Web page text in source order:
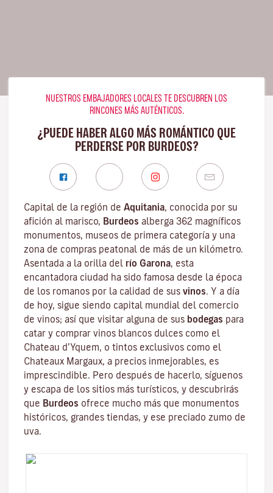
NUESTROS EMBAJADORES LOCALES TE DESCUBREN LOS
RINCONES MÁS AUTÉNTICOS.
¿PUEDE HABER ALGO MÁS ROMÁNTICO QUE
PERDERSE POR BURDEOS?
Capital de la región de Aquitania, conocida por su
afición al marisco, Burdeos alberga 362 magníficos
monumentos, museos de primera categoría y una
zona de compras peatonal de más de un kilómetro.
Asentada a la orilla del río Garona, esta
encantadora ciudad ha sido famosa desde la época
de los romanos por la calidad de sus vinos. Y a día
de hoy, sigue siendo capital mundial del comercio
de vinos; así que visitar alguna de sus bodegas para
catar y comprar vinos blancos dulces como el
Chateau d’Yquem, o tintos exclusivos como el
Chateaux Margaux, a precios inmejorables, es
imprescindible. Pero después de hacerlo, síguenos
y escapa de los sitios más turísticos, y descubrirás
que Burdeos ofrece mucho más que monumentos
históricos, grandes tiendas, y ese preciado zumo de
uva.